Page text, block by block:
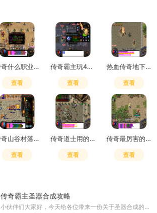
传奇什么职业强势
查看
传奇霸主玩400天心得
查看
热血传奇地下夺宝技巧
查看
传奇山谷村落在哪里
查看
传奇道士用的符在哪买
查看
传奇最厉害的技能有哪些
查看
传奇霸主圣器合成攻略
小伙伴们大家好，今天给各位带来一份关于圣器合成的详细攻略，希望能帮助大家更快打造出心仪的顶级装备。在传奇霸主这款游戏中，圣器作为神器的进阶版本，不仅拥有远超普通神